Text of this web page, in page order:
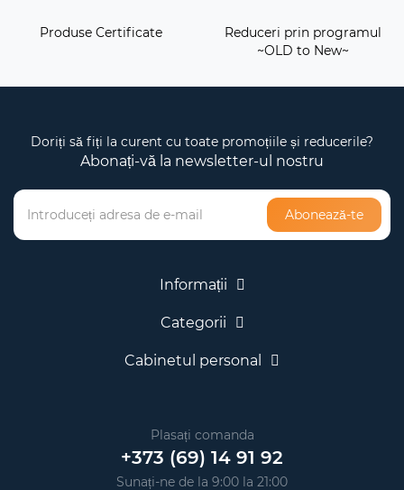
Produse Certificate
Reduceri prin programul
~OLD to New~
Doriți să fiți la curent cu toate promoțiile și reducerile?
Abonați-vă la newsletter-ul nostru
Abonează-te
Informații
Categorii
Cabinetul personal
Plasați comanda
+373 (69) 14 91 92
Sunați-ne de la 9:00 la 21:00